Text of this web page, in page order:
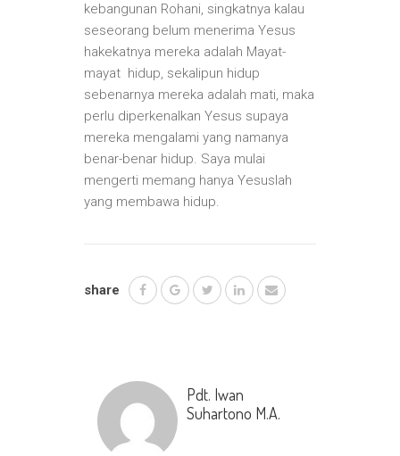
kebangunan Rohani, singkatnya kalau
seseorang belum menerima Yesus
hakekatnya mereka adalah Mayat-
mayat hidup, sekalipun hidup
sebenarnya mereka adalah mati, maka
perlu diperkenalkan Yesus supaya
mereka mengalami yang namanya
benar-benar hidup. Saya mulai
mengerti memang hanya Yesuslah
yang membawa hidup.
share
Pdt. Iwan
Suhartono M.A.